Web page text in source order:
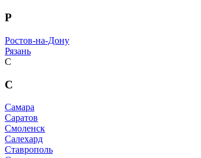
Р
Ростов-на-Дону
Рязань
С
С
Самара
Саратов
Смоленск
Салехард
Ставрополь